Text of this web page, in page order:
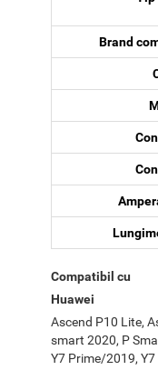
Brand
Compatibil cu
Huawei
Ascend P10 Lite,
smart 2020, P
Y7 Prime/2019,